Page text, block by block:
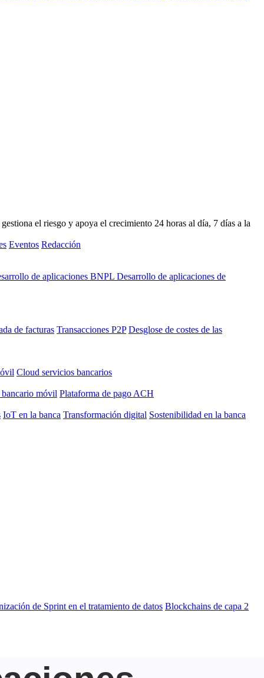
el riesgo y apoya el crecimiento 24 horas al día, 7 días a la
Eventos Redacción
de aplicaciones BNPL Desarrollo de aplicaciones de
de facturas Transacciones P2P Desglose de costes de las
Cloud servicios bancarios
bancario móvil Plataforma de pago ACH
IoT en la banca Transformación digital Sostenibilidad en la banca
de Sprint en el tratamiento de datos Blockchains de capa 2